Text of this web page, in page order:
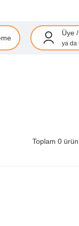
Üye /
ya da
Toplam 0 ürün